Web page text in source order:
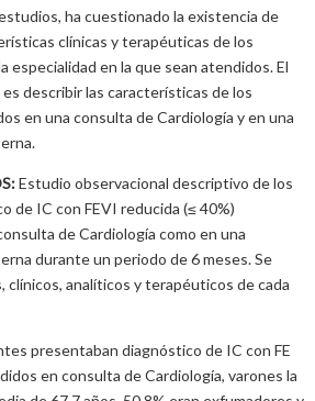
ha cuestionado la existencia de
clínicas y terapéuticas de los
especialidad en la que sean atendidos. El
describir las características de los
en una consulta de Cardiología y en una
Estudio observacional descriptivo de los
de IC con FEVI reducida (≤ 40%)
de Cardiología como en una
durante un periodo de 6 meses. Se
clínicos, analíticos y terapéuticos de cada
presentaban diagnóstico de IC con FE
en consulta de Cardiología, varones la